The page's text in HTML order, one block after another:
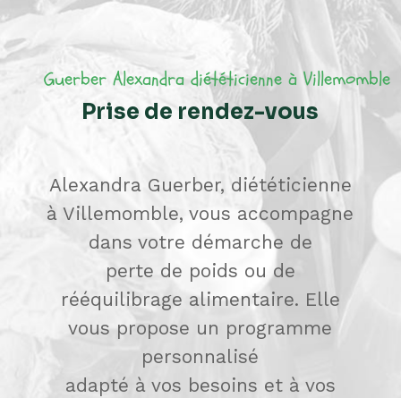
Prise de rendez-vous
Alexandra Guerber, diététicienne
à Villemomble, vous accompagne
dans votre démarche de
perte de poids ou de
rééquilibrage alimentaire. Elle
vous propose un programme
personnalisé
adapté à vos besoins et à vos